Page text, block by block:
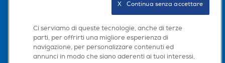
Scarica la nostra app
Ci serviamo di queste tecnologie, anche di terze
parti, per offrirti una migliore esperienza di
navigazione, per personalizzare contenuti ed
annunci in modo che siano aderenti ai tuoi interessi,
X   Continua senza accettare